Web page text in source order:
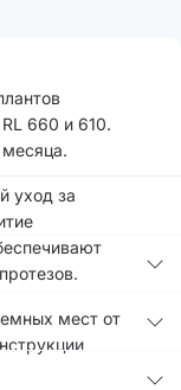
660 и 610.
уход за
мест от